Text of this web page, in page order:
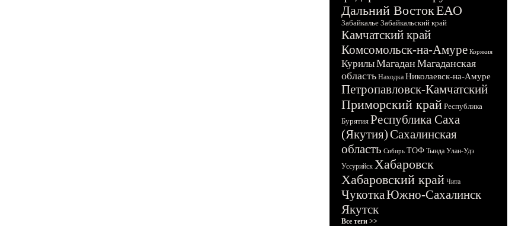
Дальний ВостокЕАО
Забайкалье Забайкальский край
Камчатский край
Комсомольск-на-Амуре Корякия
КурилыМагадан Магаданская
область Находка Николаевск-на-Амуре
Петропавловск-Камчатский
Приморский край Республика
Бурятия Республика Саха
(Якутия)Сахалинская
область Сибирь ТОФ Тында Улан-Удэ
Уссурийск Хабаровск
Хабаровский край Чита
ЧукоткаЮжно-Сахалинск
Якутск
Все теги >>